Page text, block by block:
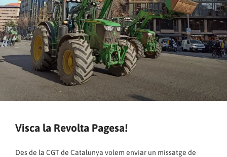
Visca la Revolta Pagesa!
Des de la CGT de Catalunya volem enviar un missatge de